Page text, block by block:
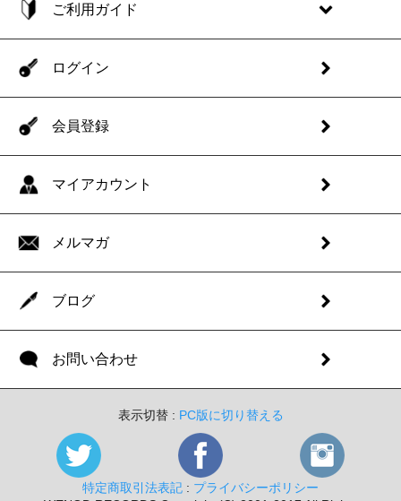
ご利用ガイド
ログイン
会員登録
マイアカウント
メルマガ
ブログ
お問い合わせ
表示切替 : PC版に切り替える
特定商取引法表記 : プライバシーポリシー